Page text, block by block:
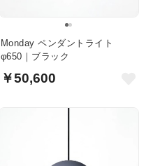
Monday ペンダントライト
φ650｜ブラック
￥50,600